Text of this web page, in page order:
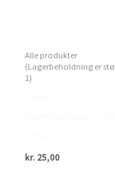
Alle produkter
(Lagerbeholdning er
1)
kr. 25,00